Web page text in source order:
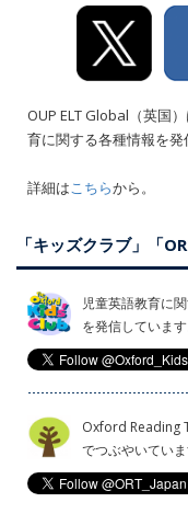
OUP ELT Global（英国
育に関する各種情報を発
詳細はこちらから。
「キッズクラブ」「
児童英語教育に
を発信しています
Oxford Reading
でつぶやいていま